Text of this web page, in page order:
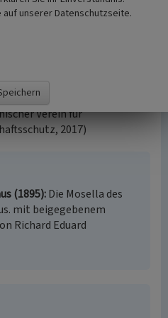
sich nicht scheut,
zu steigen, kann sich die
Weise
im Blick. Als Ziel lockt
das Getränk, das die
gemacht hat.
Verein für
2017)
(1895) Die Mosella des
mit beigegebenem
Richard Eduard
unserer Datenschutzseite.